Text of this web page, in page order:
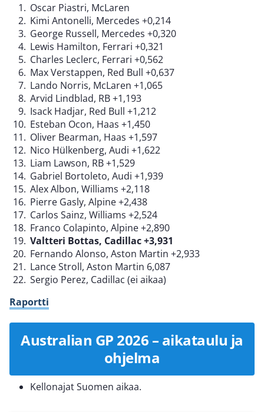
Oscar Piastri, McLaren
Kimi Antonelli, Mercedes +0,214
George Russell, Mercedes +0,320
Lewis Hamilton, Ferrari +0,321
Charles Leclerc, Ferrari +0,562
Max Verstappen, Red Bull +0,637
Lando Norris, McLaren +1,065
Arvid Lindblad, RB +1,193
Isack Hadjar, Red Bull +1,212
Esteban Ocon, Haas +1,450
Oliver Bearman, Haas +1,597
Nico Hülkenberg, Audi +1,622
Liam Lawson, RB +1,529
Gabriel Bortoleto, Audi +1,939
Alex Albon, Williams +2,118
Pierre Gasly, Alpine +2,438
Carlos Sainz, Williams +2,524
Franco Colapinto, Alpine +2,890
Valtteri Bottas, Cadillac +3,931
Fernando Alonso, Aston Martin +2,933
Lance Stroll, Aston Martin 6,087
Sergio Perez, Cadillac (ei aikaa)
Raportti
Australian GP 2026 – aikataulu ja
ohjelma
Kellonajat Suomen aikaa.